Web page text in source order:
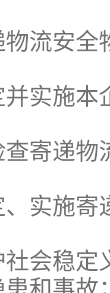
物流安
并实施
查寄递
、实施
社会稳